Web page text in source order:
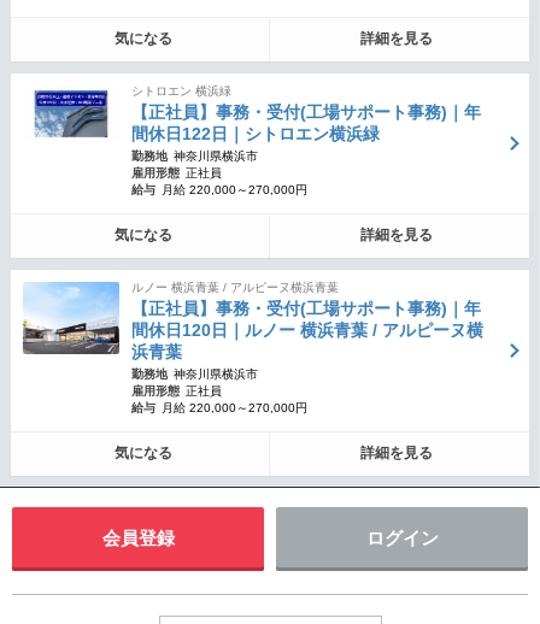
気になる 詳細を見る
シトロエン 横浜緑
【正社員】事務・受付(工場サポート事務)｜年
間休日122日｜シトロエン横浜緑
勤務地 神奈川県横浜市
雇用形態 正社員
給与
月給 220,000～270,000円
気になる 詳細を見る
ルノー 横浜青葉 / アルピーヌ横浜青葉
【正社員】事務・受付(工場サポート事務)｜年
間休日120日｜ルノー 横浜青葉 / アルピーヌ横
浜青葉
勤務地 神奈川県横浜市
雇用形態 正社員
給与
月給 220,000～270,000円
気になる 詳細を見る
会員登録 ログイン